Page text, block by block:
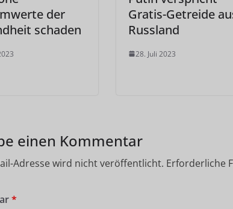
der
schaden
Gratis-Getreide
Russland
28. Juli 2023
einen Kommentar
Adresse wird nicht veröffentlicht. Erforderliche
*